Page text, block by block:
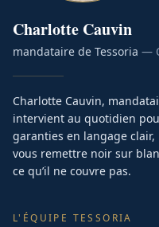
Charlotte Cauvin
mandataire de Tessoria —
Charlotte Cauvin,
intervient au quotidien
garanties en langage
vous remettre noir sur
ce qu’il ne couvre pas.
L'ÉQUIPE TESSORIA